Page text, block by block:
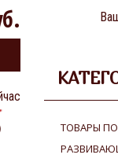
ТОВАРЫ